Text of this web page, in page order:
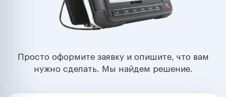
Просто оформите заявку и опишите, что вам
нужно сделать. Мы найдем решение.